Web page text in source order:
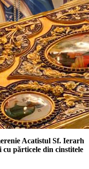
Acatistul Sf. Ierarh
părticele din cinstitele